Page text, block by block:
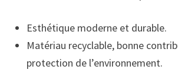
Esthétique moderne et durable.
Matériau recyclable, bonne
protection de l’environnement.